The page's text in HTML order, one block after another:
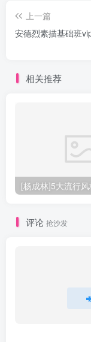
上一篇
安德烈素描基础班
相关推荐
[杨成林]5大流行
评论 抢沙发